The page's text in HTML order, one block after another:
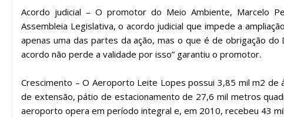
Acordo judicial – O promotor do Meio Ambiente, Marcelo
Assembleia Legislativa, o acordo judicial que impede a
apenas uma das partes da ação, mas o que é de obrigação
acordo não perde a validade por isso” garantiu o promotor.
Crescimento – O Aeroporto Leite Lopes possui 3,85 mil m2
de extensão, pátio de estacionamento de 27,6 mil metros
aeroporto opera em período integral e, em 2010, recebeu 43